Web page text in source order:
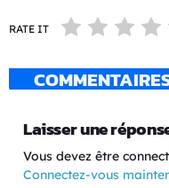
RATE IT
Laisser une
Vous devez être
Connectez-vous